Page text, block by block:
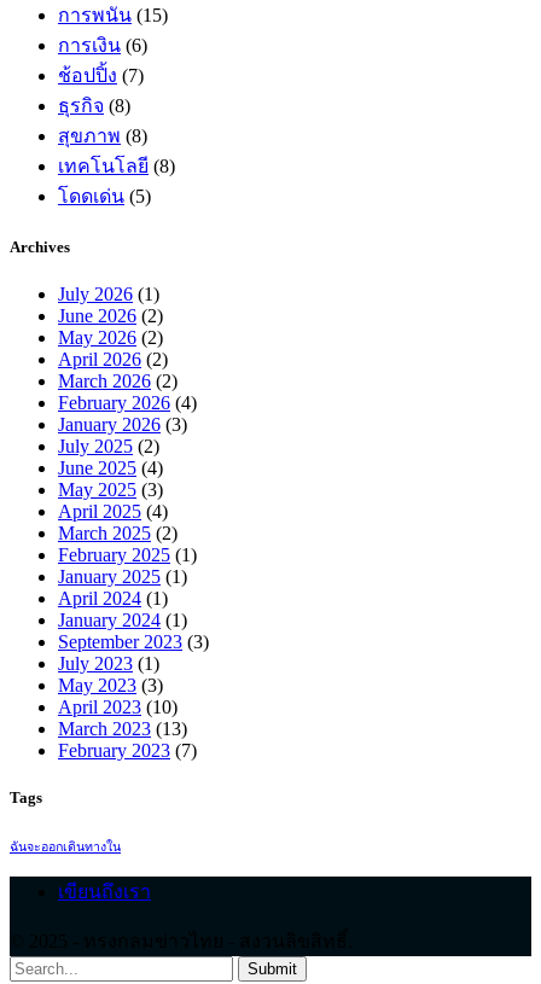
การพนัน (15)
การเงิน (6)
ช้อปปิ้ง (7)
ธุรกิจ (8)
สุขภาพ (8)
เทคโนโลยี (8)
โดดเด่น (5)
Archives
July 2026 (1)
June 2026 (2)
May 2026 (2)
April 2026 (2)
March 2026 (2)
February 2026 (4)
January 2026 (3)
July 2025 (2)
June 2025 (4)
May 2025 (3)
April 2025 (4)
March 2025 (2)
February 2025 (1)
January 2025 (1)
April 2024 (1)
January 2024 (1)
September 2023 (3)
July 2023 (1)
May 2023 (3)
April 2023 (10)
March 2023 (13)
February 2023 (7)
Tags
ฉันจะออกเดินทางใน
เขียนถึงเรา
Submit